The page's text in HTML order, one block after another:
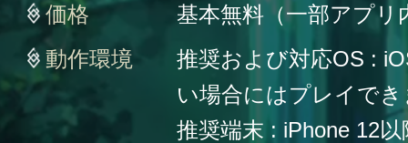
価格
基本無料（一部アプリ
動作環境
推奨および対応OS :
い場合にはプレイで
推奨端末 : iPhone 12以